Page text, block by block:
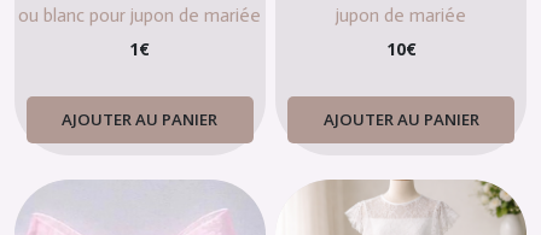
ou blanc pour jupon de mariée
1€
AJOUTER AU PANIER
jupon de mariée
10€
AJOUTER AU PANIER